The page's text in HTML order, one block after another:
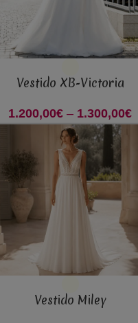
Vestido XB-Victoria
1.200,00€ – 1.300,00€
Vestido Miley